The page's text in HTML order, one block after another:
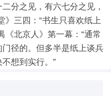
分之见，有六七分之见，
》三四：“书生只喜欢纸上
《北京人》第一幕：“通常
径的。但多半是纸上谈兵
想到实行。”